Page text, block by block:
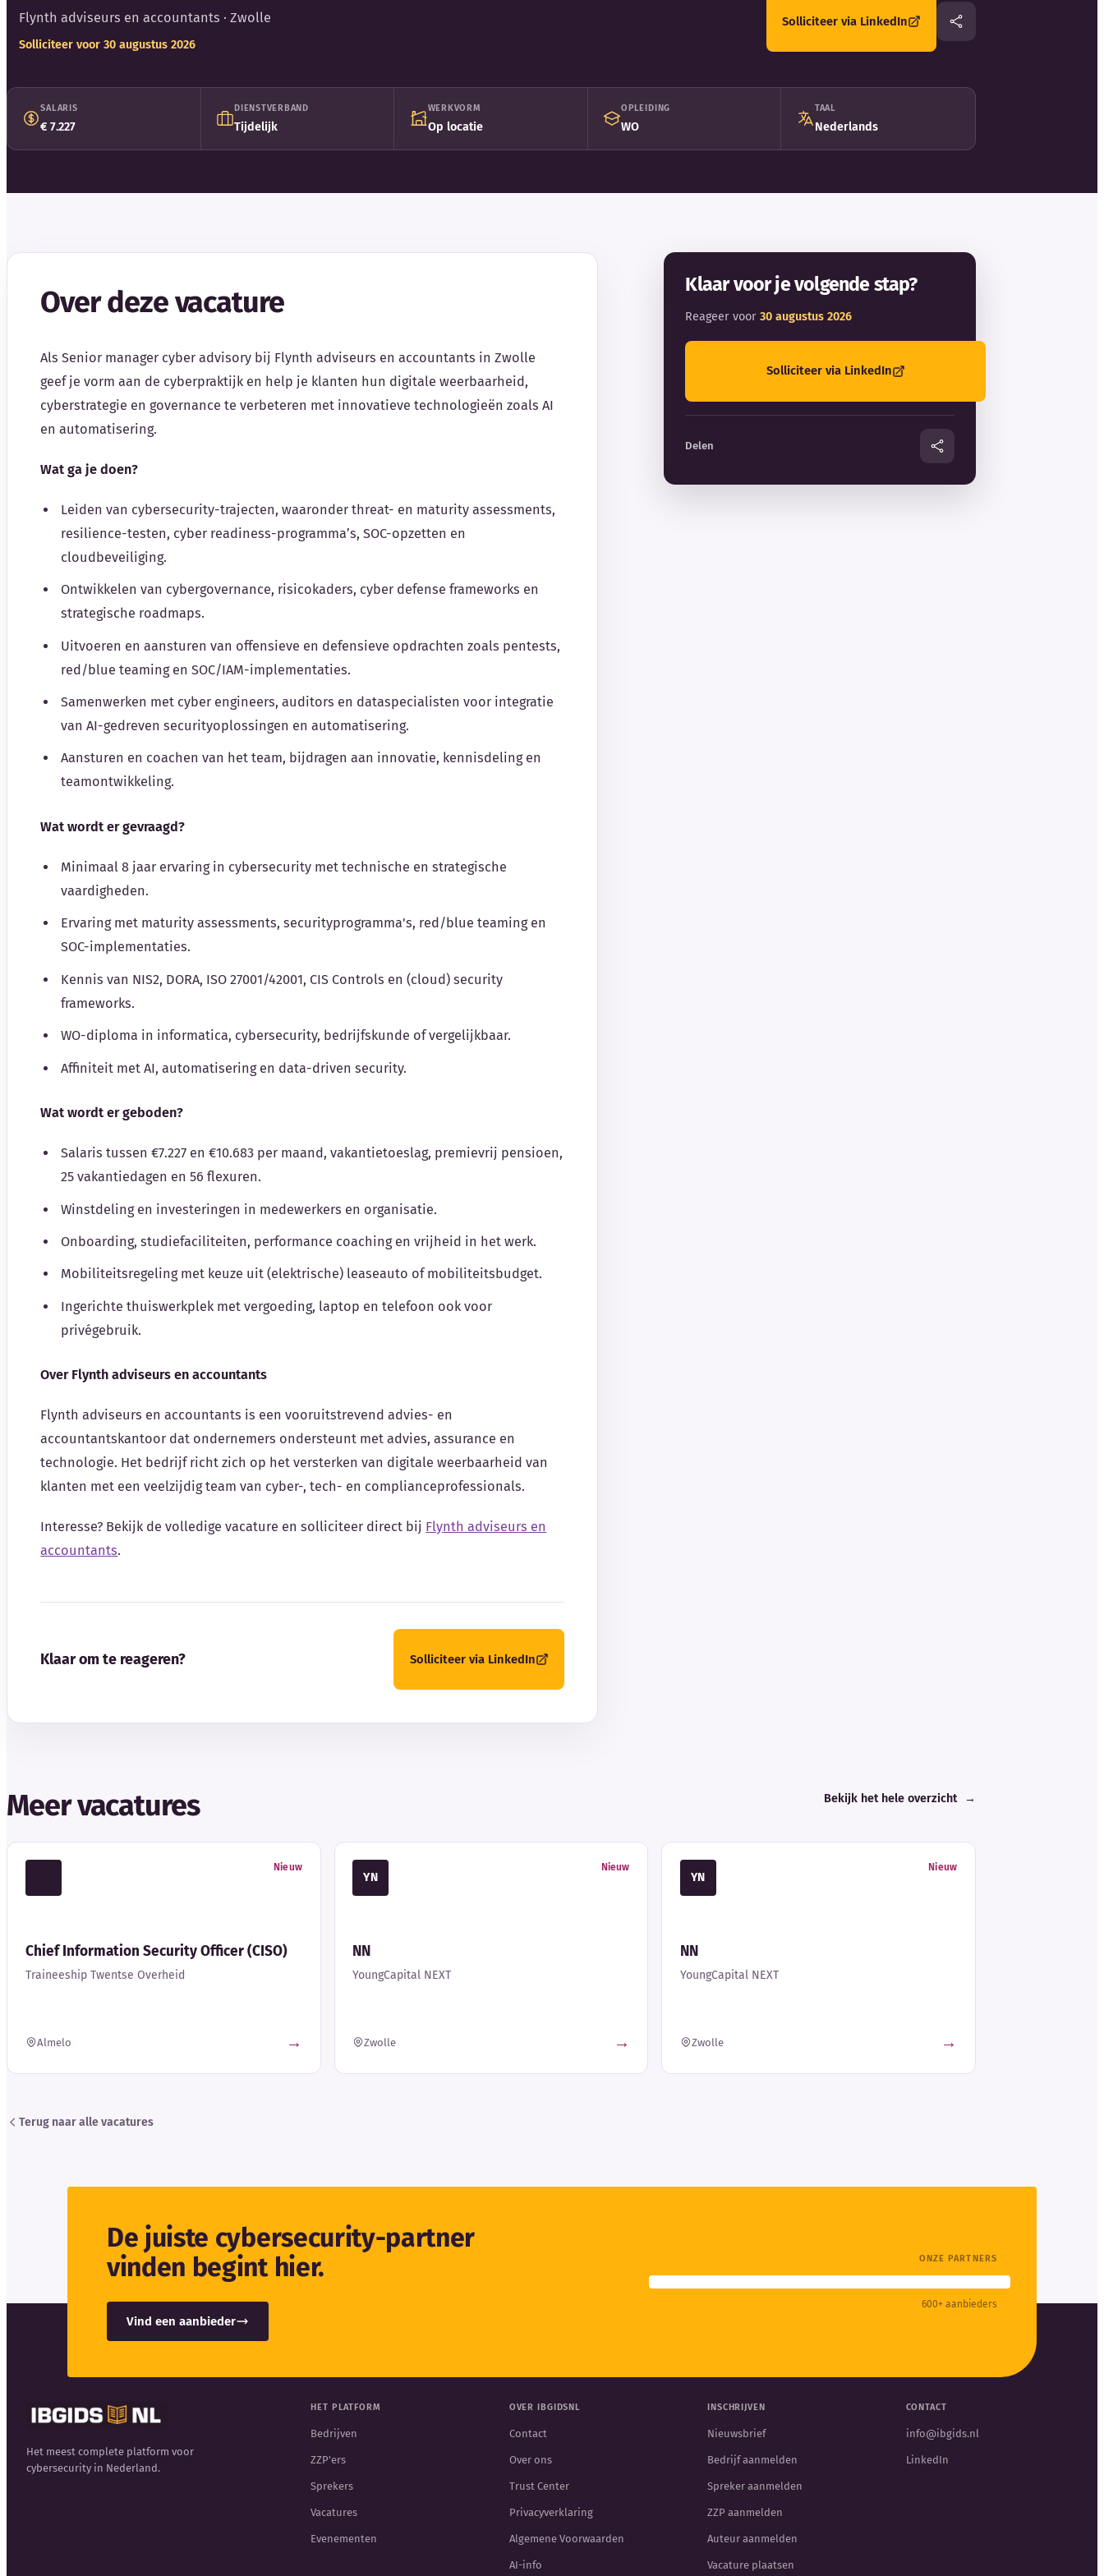
Flynth adviseurs en accountants · Zwolle
Solliciteer voor 30 augustus 2026
Solliciteer via LinkedIn
SALARIS
€ 7.227
DIENSTVERBAND
Tijdelijk
WERKVORM
Op locatie
OPLEIDING
WO
TAAL
Nederlands
Over deze vacature
Als Senior manager cyber advisory bij Flynth adviseurs en accountants in Zwolle
geef je vorm aan de cyberpraktijk en help je klanten hun digitale weerbaarheid,
cyberstrategie en governance te verbeteren met innovatieve technologieën zoals AI
en automatisering.
Wat ga je doen?
Leiden van cybersecurity-trajecten, waaronder threat- en maturity assessments,
resilience-testen, cyber readiness-programma’s, SOC-opzetten en
cloudbeveiliging.
Ontwikkelen van cybergovernance, risicokaders, cyber defense frameworks en
strategische roadmaps.
Uitvoeren en aansturen van offensieve en defensieve opdrachten zoals pentests,
red/blue teaming en SOC/IAM-implementaties.
Samenwerken met cyber engineers, auditors en dataspecialisten voor integratie
van AI-gedreven securityoplossingen en automatisering.
Aansturen en coachen van het team, bijdragen aan innovatie, kennisdeling en
teamontwikkeling.
Wat wordt er gevraagd?
Minimaal 8 jaar ervaring in cybersecurity met technische en strategische
vaardigheden.
Ervaring met maturity assessments, securityprogramma's, red/blue teaming en
SOC-implementaties.
Kennis van NIS2, DORA, ISO 27001/42001, CIS Controls en (cloud) security
frameworks.
WO-diploma in informatica, cybersecurity, bedrijfskunde of vergelijkbaar.
Affiniteit met AI, automatisering en data-driven security.
Wat wordt er geboden?
Salaris tussen €7.227 en €10.683 per maand, vakantietoeslag, premievrij pensioen,
25 vakantiedagen en 56 flexuren.
Winstdeling en investeringen in medewerkers en organisatie.
Onboarding, studiefaciliteiten, performance coaching en vrijheid in het werk.
Mobiliteitsregeling met keuze uit (elektrische) leaseauto of mobiliteitsbudget.
Ingerichte thuiswerkplek met vergoeding, laptop en telefoon ook voor
privégebruik.
Over Flynth adviseurs en accountants
Flynth adviseurs en accountants is een vooruitstrevend advies- en
accountantskantoor dat ondernemers ondersteunt met advies, assurance en
technologie. Het bedrijf richt zich op het versterken van digitale weerbaarheid van
klanten met een veelzijdig team van cyber-, tech- en complianceprofessionals.
Interesse? Bekijk de volledige vacature en solliciteer direct bij Flynth adviseurs en
accountants.
Klaar om te reageren? Solliciteer via LinkedIn
Klaar voor je volgende stap?
Reageer voor30 augustus 2026
Solliciteer via LinkedIn
Delen
Meer vacatures Bekijk het hele overzicht →
Nieuw
Chief Information Security Officer (CISO)
Traineeship Twentse Overheid
Almelo →
YN
Nieuw
NN
YoungCapital NEXT
Zwolle →
YN
Nieuw
NN
YoungCapital NEXT
Zwolle →
Terug naar alle vacatures
De juiste cybersecurity-partner
vinden begint hier.
Vind een aanbieder
ONZE PARTNERS
600+ aanbieders
Het meest complete platform voor
cybersecurity in Nederland.
HET PLATFORM
Bedrijven
ZZP'ers
Sprekers
Vacatures
Evenementen
OVER IBGIDSNL
Contact
Over ons
Trust Center
Privacyverklaring
Algemene Voorwaarden
AI-info
INSCHRIJVEN
Nieuwsbrief
Bedrijf aanmelden
Spreker aanmelden
ZZP aanmelden
Auteur aanmelden
Vacature plaatsen
CONTACT
info@ibgids.nl
LinkedIn